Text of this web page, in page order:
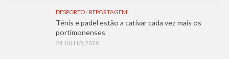
DESPORTO/ REPORTAGEM
Ténis e padel estão a cativar cada vez mais os
portimonenses
24 JULHO, 2020